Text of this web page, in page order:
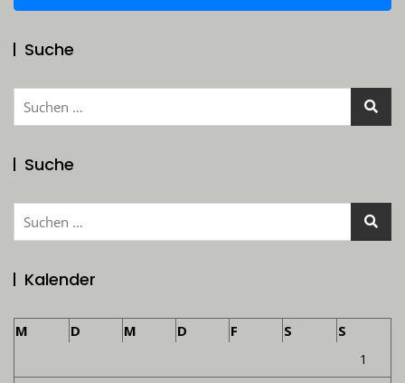
Suche
Suchen
Suche
Suchen
Kalender
M D M D F S S
1